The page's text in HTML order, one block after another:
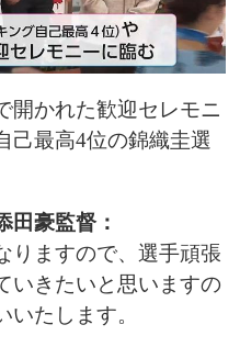
開かれた歓迎セレモニ
己最高4位の錦織圭選
豪監督：
りますので、選手頑張
いきたいと思いますの
たします。